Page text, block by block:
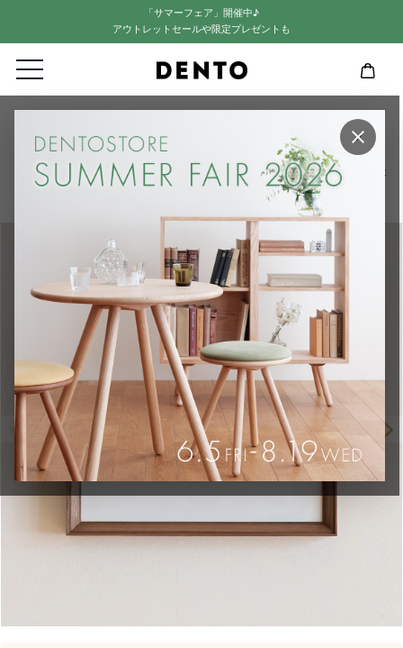
「サマーフェア」開催中♪
アウトレットセールや限定プレゼントも
×
【STORE限定】 Finn Juhl "Model 46 - Black"/デザインミュージアム・
デンマーク所蔵作品 - FAVORMADE ARTS&FRAME『Nordic Frame Collect